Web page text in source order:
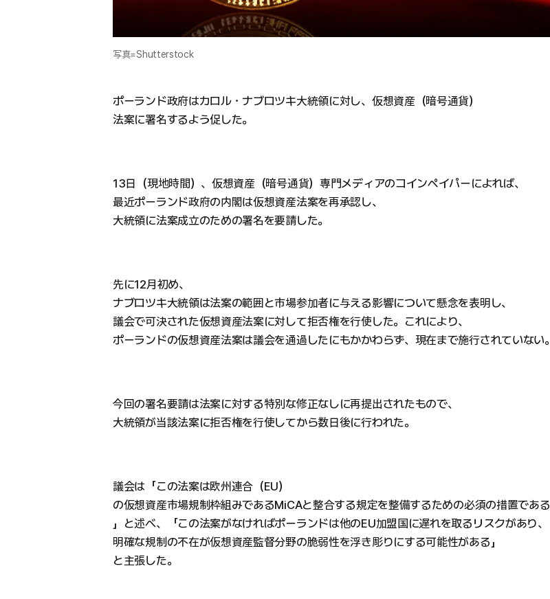
写真=Shutterstock
ポーランド政府はカロル・ナブロツキ大統領に対し、仮想資産（暗号通貨）
法案に署名するよう促した。
13日（現地時間）、仮想資産（暗号通貨）専門メディアのコインペイパーによれば、
最近ポーランド政府の内閣は仮想資産法案を再承認し、
大統領に法案成立のための署名を要請した。
先に12月初め、
ナブロツキ大統領は法案の範囲と市場参加者に与える影響について懸念を表明し、
議会で可決された仮想資産法案に対して拒否権を行使した。これにより、
ポーランドの仮想資産法案は議会を通過したにもかかわらず、現在まで施行されていない。
今回の署名要請は法案に対する特別な修正なしに再提出されたもので、
大統領が当該法案に拒否権を行使してから数日後に行われた。
議会は「この法案は欧州連合（EU）
の仮想資産市場規制枠組みであるMiCAと整合する規定を整備するための必須の措置である
」と述べ、「この法案がなければポーランドは他のEU加盟国に遅れを取るリスクがあり、
明確な規制の不在が仮想資産監督分野の脆弱性を浮き彫りにする可能性がある」
と主張した。